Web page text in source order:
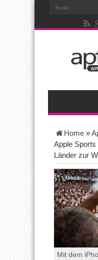
Home »
Apple Sports
Länder zur
Mit dem